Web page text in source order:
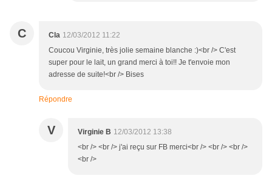
C Cla 12/03/2012 11:22
Coucou Virginie, très jolie semaine blanche :)<br /> C'est
super pour le lait, un grand merci à toi!! Je t'envoie mon
adresse de suite!<br /> Bises
Répondre
V Virginie B 12/03/2012 13:38
<br /> <br /> j'ai reçu sur FB merci<br /> <br /> <br />
<br />